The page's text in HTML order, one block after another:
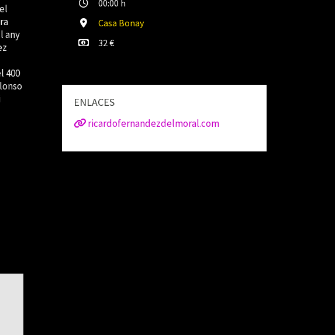
00:00 h
Casa Bonay
32 €
ENLACES
ricardofernandezdelmoral.com
any
400